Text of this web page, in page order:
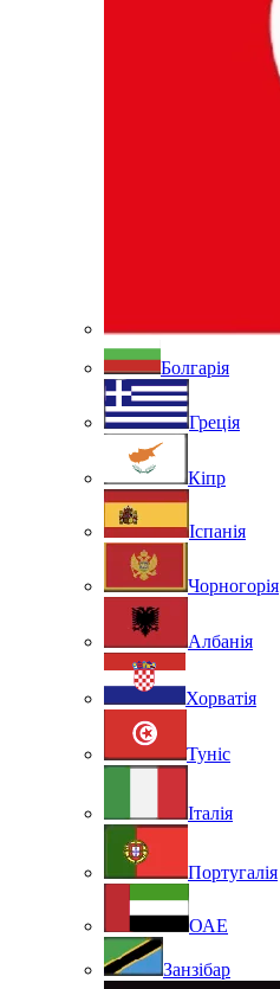
Болгарія
Греція
Кіпр
Іспанія
Чорногорія
Албанія
Хорватія
Туніс
Італія
Португалія
ОАЕ
Занзібар